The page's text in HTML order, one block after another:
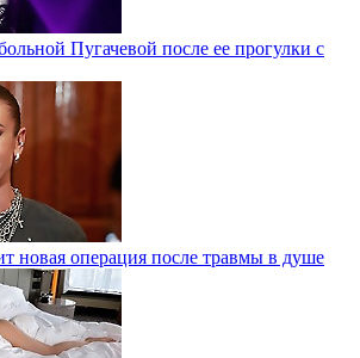
Пугачевой после ее прогулки с
новая операция после травмы в душе